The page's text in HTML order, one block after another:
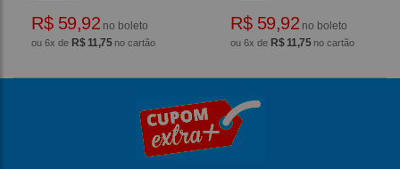
R$ 59,92 no boleto
ou 6x de R$ 11,75no cartão
R$ 59,92 no boleto
ou 6x de R$ 11,75no cartão